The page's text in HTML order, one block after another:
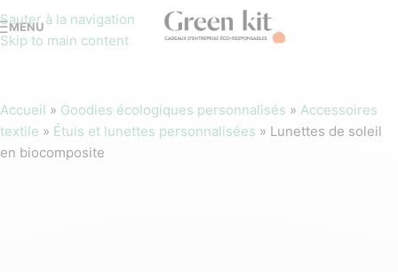
Sauter à la navigation
Skip to main content
MENU
Accueil » Goodies écologiques personnalisés » Accessoires
textile » Étuis et lunettes personnalisées » Lunettes de soleil
en biocomposite